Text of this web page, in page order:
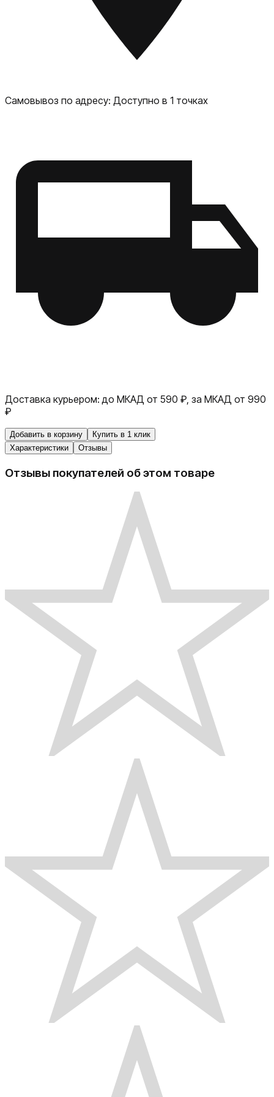
Самовывоз по адресу: Доступно в 1 точках
Доставка курьером: до МКАД от 590 ₽, за МКАД от 990
₽
Добавить в корзину
Купить в 1 клик
Характеристики
Отзывы
Отзывы покупателей об этом товаре